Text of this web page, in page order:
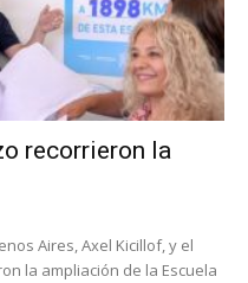
recorrieron la
Aires, Axel Kicillof, y el
la ampliación de la Escuela